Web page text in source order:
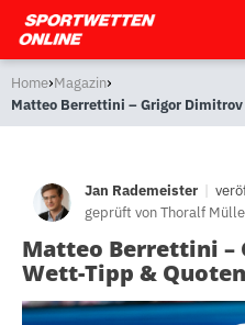
Home›Magazin›
Matteo Berrettini – Grigor
Jan Rademeister |
geprüft vonThoralf
Matteo Berrettini
Wett-Tipp &